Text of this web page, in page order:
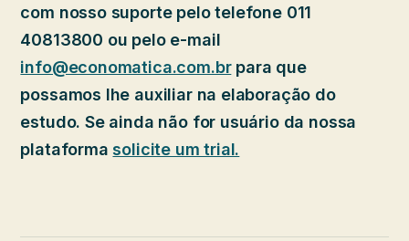
com nosso suporte pelo telefone 011
40813800 ou pelo e-mail
info@economatica.com.brpara que
possamos lhe auxiliar na elaboração do
estudo. Se ainda não for usuário da nossa
plataformasolicite um trial.